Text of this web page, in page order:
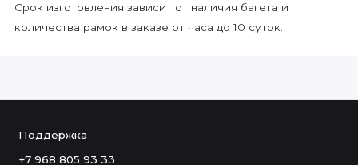
Срок изготовления зависит от наличия багета и
количества рамок в заказе от часа до 10 суток.
Поддержка
+7 968 805 93 33